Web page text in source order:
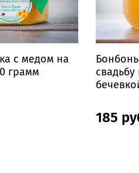
с медом на
грамм
свадьбу
185